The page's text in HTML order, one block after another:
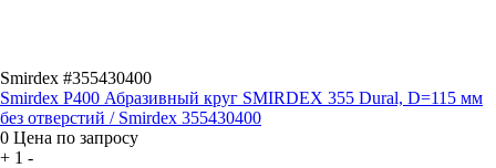
Smirdex #355430400
Smirdex P400 Абразивный круг SMIRDEX 355 Dural, D=115 мм
без отверстий / Smirdex 355430400
0 Цена по запросу
+ 1 -